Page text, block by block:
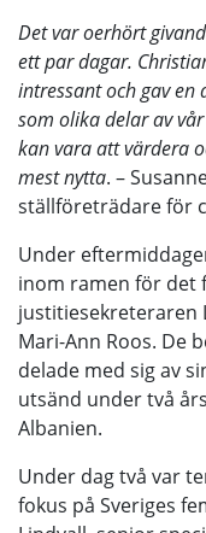
Det var oerhört
ett par dagar.
intressant och gav
som olika delar av
kan vara att värdera
mest nytta. –
ställföreträdare för
Under
inom ramen för det
justitiesekreteraren
Mari-Ann Roos. De
delade med sig av
utsänd under två
Albanien.
Under dag två var
fokus på Sveriges